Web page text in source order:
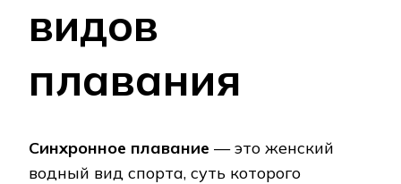
видов
плавания
Синхронное плавание — это женский
водный вид спорта, суть которого